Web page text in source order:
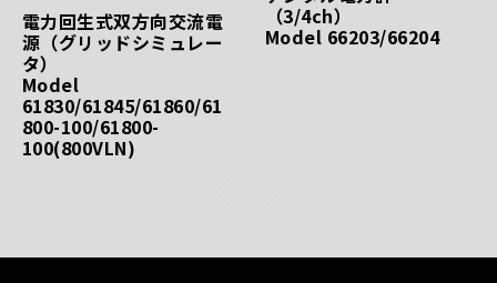
電力回生式双方向交流電
源（グリッドシミュレー
タ）
Model
61830/61845/61860/61
800-100/61800-
100(800VLN)
（3/4ch）
Model 66203/66204